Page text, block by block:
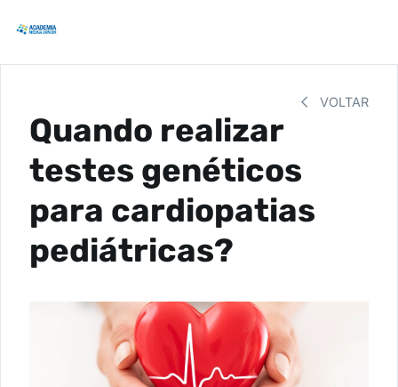
VOLTAR
Quando realizar
testes genéticos
para cardiopatias
pediátricas?